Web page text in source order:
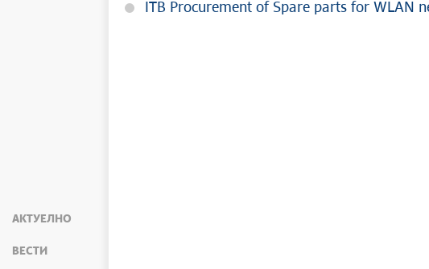
АКТУЕЛНО
ВЕСТИ
ITB Procurement of Spare parts for WLAN